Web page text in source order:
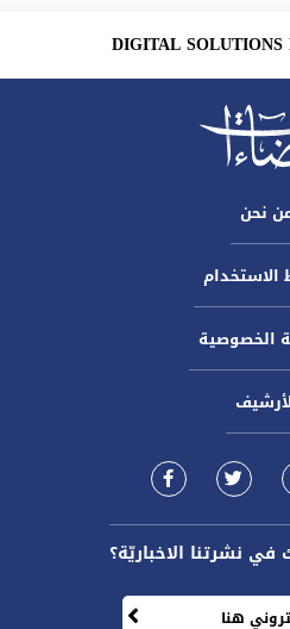
DIGITAL SOLUTIONS
نحن
الخصوصية
نشرتنا الاخباريّة؟